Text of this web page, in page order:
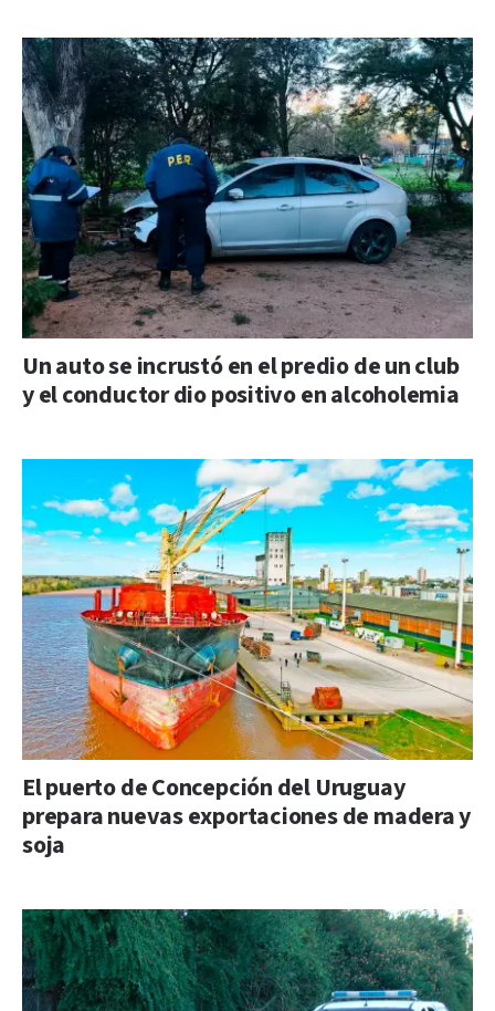
Un auto se incrustó en el predio de un club
y el conductor dio positivo en alcoholemia
El puerto de Concepción del Uruguay
prepara nuevas exportaciones de madera y
soja